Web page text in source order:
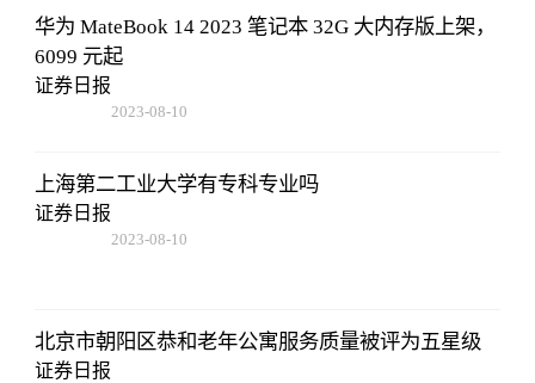
华为 MateBook 14 2023 笔记本 32G 大内存版上架，
6099 元起
证券日报
2023-08-10
上海第二工业大学有专科专业吗
证券日报
2023-08-10
北京市朝阳区恭和老年公寓服务质量被评为五星级
证券日报